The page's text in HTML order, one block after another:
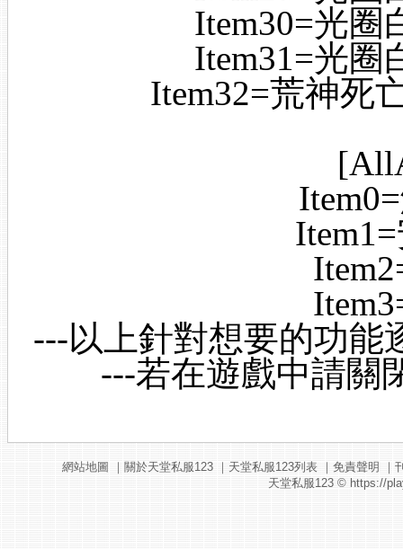
Item30=光圈
Item31=光圈
Item32=荒神死
---以上針對想要的功能
---若在遊戲中請關
網站地圖 ｜ 關於天堂私服123｜ 天堂私服123列表｜ 免責聲明 ｜
天堂私服123© https://